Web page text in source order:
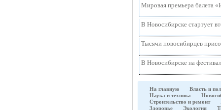
Мировая премьера балета
В Новосибирске стартует
Тысячи новосибирцев
В Новосибирске на
На главную
Власть и
Наука и техника
Строительство и ремонт
Здоровье
Экология